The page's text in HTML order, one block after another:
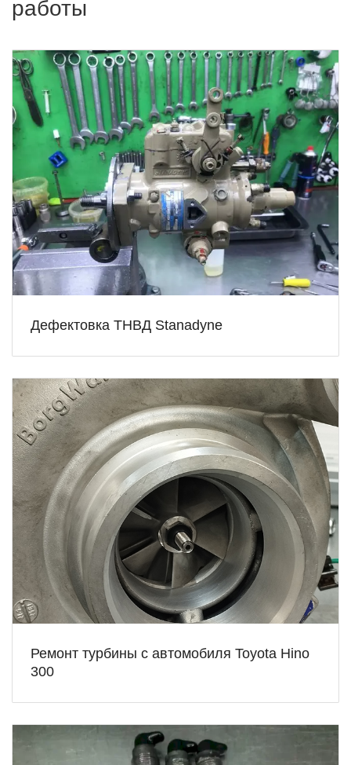
работы
Дефектовка ТНВД Stanadyne
Ремонт турбины с автомобиля Toyota Hino
300